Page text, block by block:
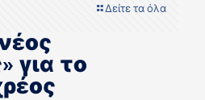
Δείτε τα όλα
για το